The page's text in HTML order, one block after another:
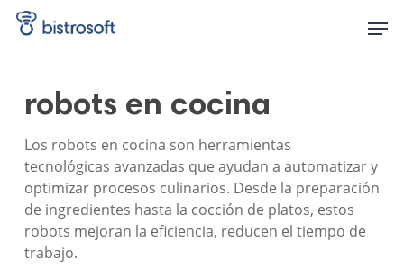
Skip
robots en cocina
Los robots en cocina son herramientas
tecnológicas avanzadas que ayudan a automatizar y
optimizar procesos culinarios. Desde la preparación
de ingredientes hasta la cocción de platos, estos
robots mejoran la eficiencia, reducen el tiempo de
trabajo.